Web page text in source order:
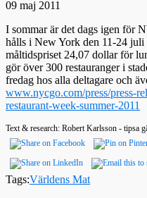
09 maj 2011
I sommar är det dags igen för
hålls i New York den 11-24 juli
måltidspriset 24,07 dollar för
gör över 300 restauranger i
fredag hos alla deltagare och
www.nycgo.com/press/press-
restaurant-week-summer-2011
Text & research: Robert Karlsson - tipsa
Tags:Världens Mat